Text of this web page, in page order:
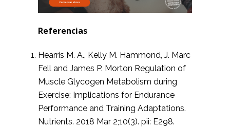
Referencias
Hearris M. A., Kelly M. Hammond, J. Marc
Fell and James P. Morton Regulation of
Muscle Glycogen Metabolism during
Exercise: Implications for Endurance
Performance and Training Adaptations.
Nutrients. 2018 Mar 2;10(3). pii: E298.